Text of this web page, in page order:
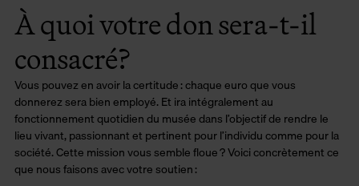
À quoi votre don sera-t-il
consacré?
Vous pouvez en avoir la certitude : chaque euro que vous
donnerez sera bien employé. Et ira intégralement au
fonctionnement quotidien du musée dans l’objectif de rendre le
lieu vivant, passionnant et pertinent pour l’individu comme pour la
société. Cette mission vous semble floue ? Voici concrètement ce
que nous faisons avec votre soutien :